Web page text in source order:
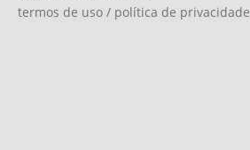
termos de uso / política de privacidade